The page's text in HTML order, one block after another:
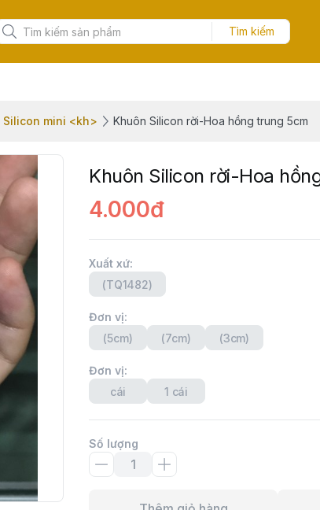
Tìm kiếm
Silicon mini <kh> Khuôn Silicon rời-Hoa hồng trung 5cm
Khuôn Silicon rời-Hoa
4.000đ
Xuất xứ:
(TQ1482)
Đơn vị:
(5cm)
(7cm) (3cm)
Đơn vị:
cái
1 cái
Số lượng